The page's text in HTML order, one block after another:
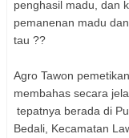
penghasil madu, dan
pemanenan madu
tau ??
Agro Tawon
membahas secara
tepatnya berada di
Bedali, Kecamatan